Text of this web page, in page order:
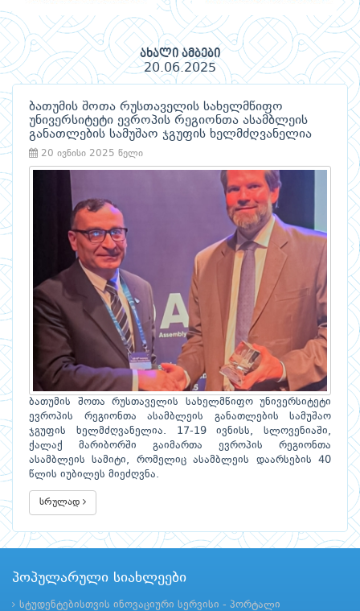
ახალი ამბები
20.06.2025
ბათუმის შოთა რუსთაველის სახელმწიფო
უნივერსიტეტი ევროპის რეგიონთა ასამბლეის
განათლების სამუშაო ჯგუფის ხელმძღვანელია
20 ივნისი 2025 წელი
ბათუმის შოთა რუსთაველის სახელმწიფო უნივერსიტეტი
ევროპის რეგიონთა ასამბლეის განათლების სამუშაო
ჯგუფის ხელმძღვანელია. 17-19 ივნისს, სლოვენიაში,
ქალაქ მარიბორში გაიმართა ევროპის რეგიონთა
ასამბლეის სამიტი, რომელიც ასამბლეის დაარსების 40
წლის იუბილეს მიეძღვნა.
სრულად
პოპულარული სიახლეები
სტუდენტებისთვის ინოვაციური სერვისი - პორტალი